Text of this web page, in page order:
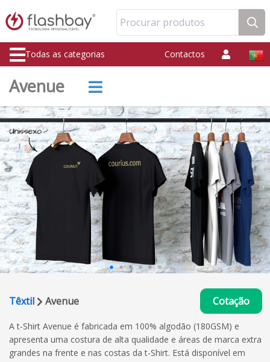
Procurar produtos
Todas as categorias Contactos
Avenue
Têxtil Avenue Cotação
A t-Shirt Avenue é fabricada em 100% algodão (180GSM) e
apresenta uma costura de alta qualidade e áreas de marca extra
grandes na frente e nas costas da t-Shirt. Está disponível em